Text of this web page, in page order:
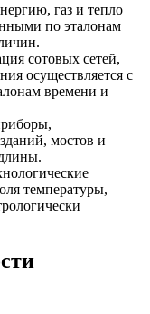
газ и тепло
по эталонам
сотовых сетей,
осуществляется с
времени и
мостов и
температуры,